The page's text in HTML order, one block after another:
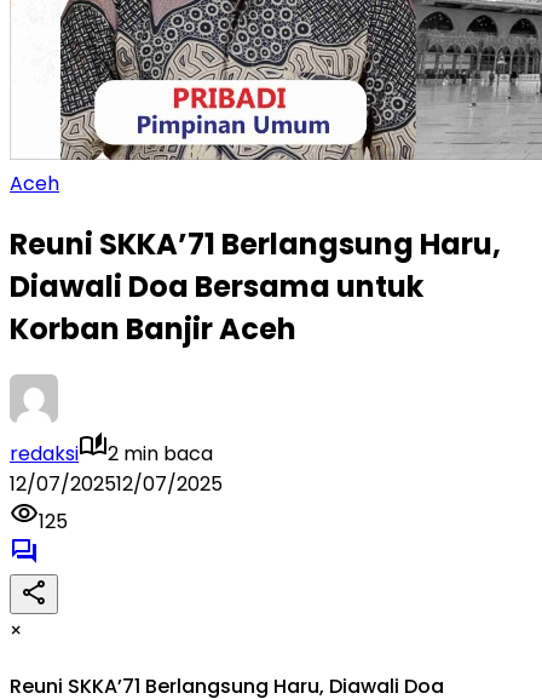
Aceh
Reuni SKKA’71 Berlangsung Haru,
Diawali Doa Bersama untuk
Korban Banjir Aceh
redaksi
2 min baca
12/07/202512/07/2025
125
×
Reuni SKKA’71 Berlangsung Haru, Diawali Doa